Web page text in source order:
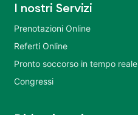
I nostri Servizi
Prenotazioni Online
Referti Online
Pronto soccorso in tempo reale
Congressi